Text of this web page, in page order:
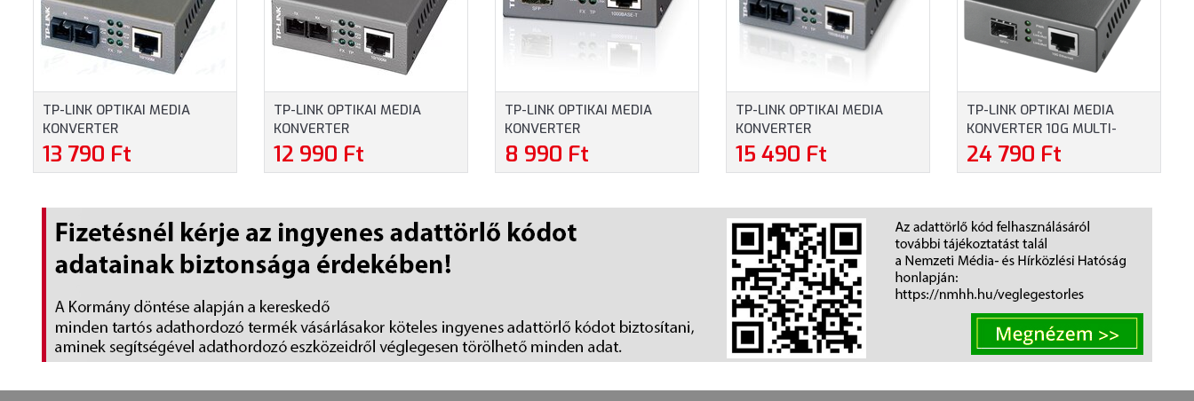
TP-LINK OPTIKAI MEDIA
KONVERTER
100(RÉZ)-100FX(SC) MULTI
MÓD (MC100CM)
13 790 Ft
TP-LINK OPTIKAI MEDIA
KONVERTER
100(RÉZ)-100FX(SC) SINGLE
MÓD (MC110CS)
12 990 Ft
TP-LINK OPTIKAI MEDIA
KONVERTER
1000(RÉZ)-1000FX(LC)
SINGLE/MULTI MÓD
8 990 Ft
TP-LINK OPTIKAI MEDIA
KONVERTER
1000(RÉZ)-1000SX(SC)
SINGLE MÓD (MC210CS)
15 490 Ft
TP-LINK OPTIKAI MEDIA
KONVERTER 10G MULTI-
GIGABIT SFP (MC420L)
24 790 Ft